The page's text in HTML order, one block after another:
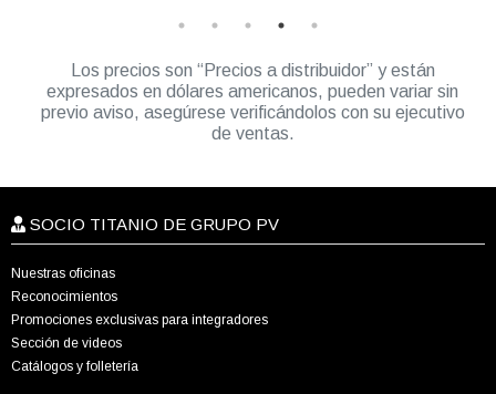
Los precios son “Precios a distribuidor” y están
expresados en dólares americanos, pueden variar sin
previo aviso, asegúrese verificándolos con su ejecutivo
de ventas.
SOCIO TITANIO DE GRUPO PV
Nuestras oficinas
Reconocimientos
Promociones exclusivas para integradores
Sección de videos
Catálogos y folletería